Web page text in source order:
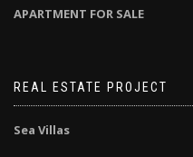
APARTMENT FOR SALE
REAL ESTATE PROJECT
Sea Villas